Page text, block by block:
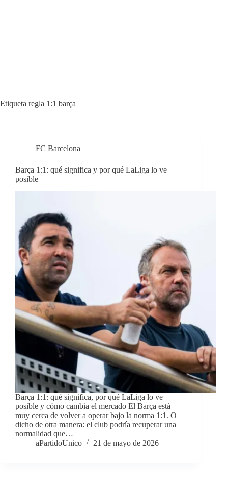
Etiqueta regla 1:1 barça
FC Barcelona
Barça 1:1: qué significa y por qué LaLiga lo ve
posible
Barça 1:1: qué significa, por qué LaLiga lo ve
posible y cómo cambia el mercado El Barça está
muy cerca de volver a operar bajo la norma 1:1. O
dicho de otra manera: el club podría recuperar una
normalidad que…
aPartidoUnico
21 de mayo de 2026